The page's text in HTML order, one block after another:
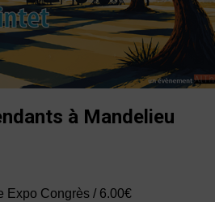
à Mandelieu
Expo Congrès / 6.00€